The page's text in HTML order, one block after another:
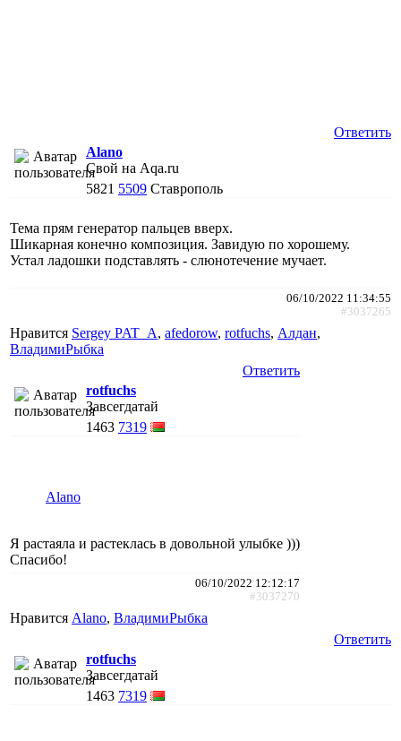
Ответить
Alano
Свой на Aqa.ru
5821 5509 Ставрополь
Тема прям генератор пальцев вверх.
Шикарная конечно композиция. Завидую по хорошему.
Устал ладошки подставлять - слюнотечение мучает.
06/10/2022 11:34:55
#3037265
Нравится Sergey PAT_A, afedorow, rotfuchs, Алдан,
ВладимиРыбка
Ответить
rotfuchs
Завсегдатай
1463 7319
Alano
Я растаяла и растеклась в довольной улыбке )))
Спасибо!
06/10/2022 12:12:17
#3037270
Нравится Alano, ВладимиРыбка
Ответить
rotfuchs
Завсегдатай
1463 7319